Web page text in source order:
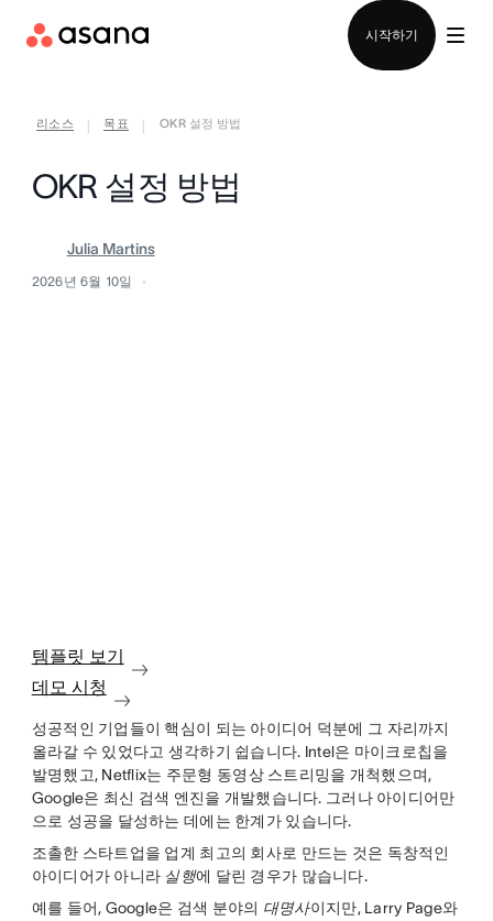
시작하기
리소스 목표 OKR 설정 방법
OKR 설정 방법
Julia Martins
2026년 6월 10일
템플릿 보기
데모 시청
성공적인 기업들이 핵심이 되는 아이디어 덕분에 그 자리까지
올라갈 수 있었다고 생각하기 쉽습니다. Intel은 마이크로칩을
발명했고, Netflix는 주문형 동영상 스트리밍을 개척했으며,
Google은 최신 검색 엔진을 개발했습니다. 그러나 아이디어만
으로 성공을 달성하는 데에는 한계가 있습니다.
조촐한 스타트업을 업계 최고의 회사로 만드는 것은 독창적인
아이디어가 아니라 실행에 달린 경우가 많습니다.
예를 들어, Google은 검색 분야의 대명사이지만, Larry Page와